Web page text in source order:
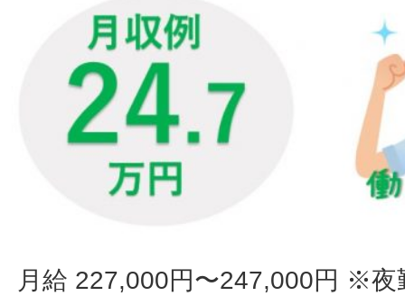
月給 227,000円〜247,000円 ※夜